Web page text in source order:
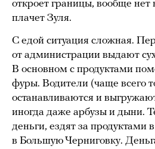
откроет границы, вообще нет
плачет Зуля.
С едой ситуация сложная.
от администрации выдают
В основном с продуктами
фуры. Водители (чаще всего
останавливаются и
иногда даже арбузы и дыни.
деньги, ездят за продуктами
в Большую Черниговку.